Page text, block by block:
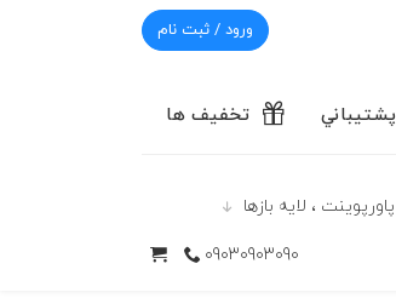
ورود / ثبت نام
پشتيباني تخفیف ها
پاورپوينت ، لایه بازها
09030903090